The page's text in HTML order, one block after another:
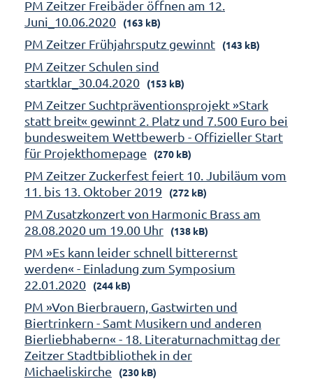
PM Zeitzer Freibäder öffnen am 12.
Juni_10.06.2020
(163 kB)
PM Zeitzer Frühjahrsputz gewinnt (143 kB)
PM Zeitzer Schulen sind
startklar_30.04.2020
(153 kB)
PM Zeitzer Suchtpräventionsprojekt »Stark
statt breit« gewinnt 2. Platz und 7.500 Euro bei
bundesweitem Wettbewerb - Offizieller Start
für Projekthomepage
(270 kB)
PM Zeitzer Zuckerfest feiert 10. Jubiläum vom
11. bis 13. Oktober 2019
(272 kB)
PM Zusatzkonzert von Harmonic Brass am
28.08.2020 um 19.00 Uhr
(138 kB)
PM »Es kann leider schnell bitterernst
werden« - Einladung zum Symposium
22.01.2020
(244 kB)
PM »Von Bierbrauern, Gastwirten und
Biertrinkern - Samt Musikern und anderen
Bierliebhabern« - 18. Literaturnachmittag der
Zeitzer Stadtbibliothek in der
Michaeliskirche
(230 kB)